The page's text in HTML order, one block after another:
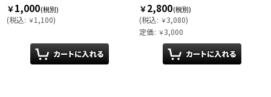
￥1,000(税別)
(税込: ￥1,100)
￥2,800(税別)
(税込: ￥3,080)
定価: ￥3,000